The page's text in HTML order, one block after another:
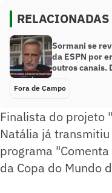
RELACIONADAS
Sormani se
da ESPN por
outros canais.
Fora de Campo
Finalista do projeto
Natália já
programa
da Copa do Mundo